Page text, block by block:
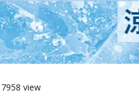
7958 view